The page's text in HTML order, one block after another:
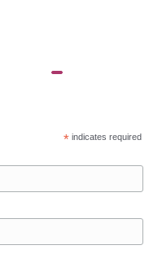
* indicates required